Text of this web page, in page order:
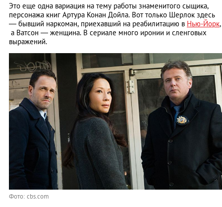
Это еще одна вариация на тему работы знаменитого сыщика,
персонажа книг Артура Конан Дойла. Вот только Шерлок здесь
— бывший наркоман, приехавший на реабилитацию в Нью-Йорк,
а Ватсон — женщина. В сериале много иронии и сленговых
выражений.
Фото: cbs.com